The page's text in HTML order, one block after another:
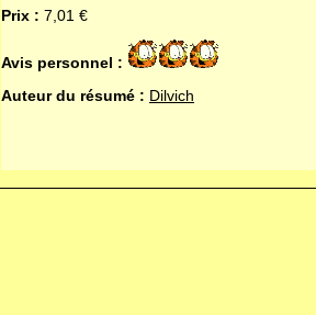
Prix : 7,01 €
Avis personnel :
Auteur du résumé : Dilvich